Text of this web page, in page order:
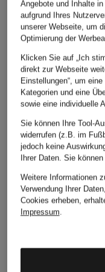
Wickeloptik mit
Glitzergarn
CHF 259
Weitere Kategorien
Abendkleider
Anzüge für Herren
Bikinis für Damen
Boleros für Damen
Angebote und Inhalte
aufgrund Ihres
unserer Webseite, um
Optimierung der
Klicken Sie auf „Ich
direkt zur Webseite
Einstellungen“, um
Kategorien und eine
sowie eine individuelle
Sie können Ihre Tool-
widerrufen (z.B. im
jedoch keine
Ihrer Daten. Sie können
Weitere Informationen
Verwendung Ihrer
Cookies erheben,
Impressum.